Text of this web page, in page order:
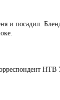
и посадил.